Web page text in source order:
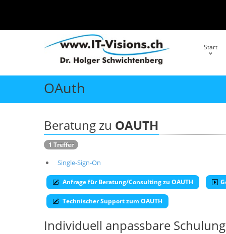
Start
OAuth
Beratung zu OAUTH
1 Treffer
Single-Sign-On
Anfrage für Beratung/Consulting zu OAUTH
Technischer Support zum OAUTH
Individuell anpassbare